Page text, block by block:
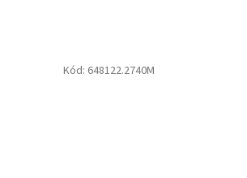
Kód: 648122.2740M